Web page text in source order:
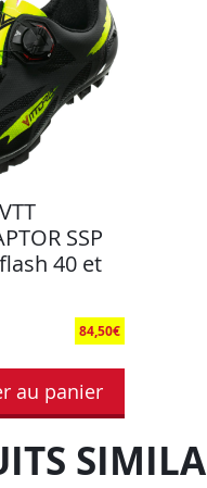
SSP
40 et
84,50€
au panier